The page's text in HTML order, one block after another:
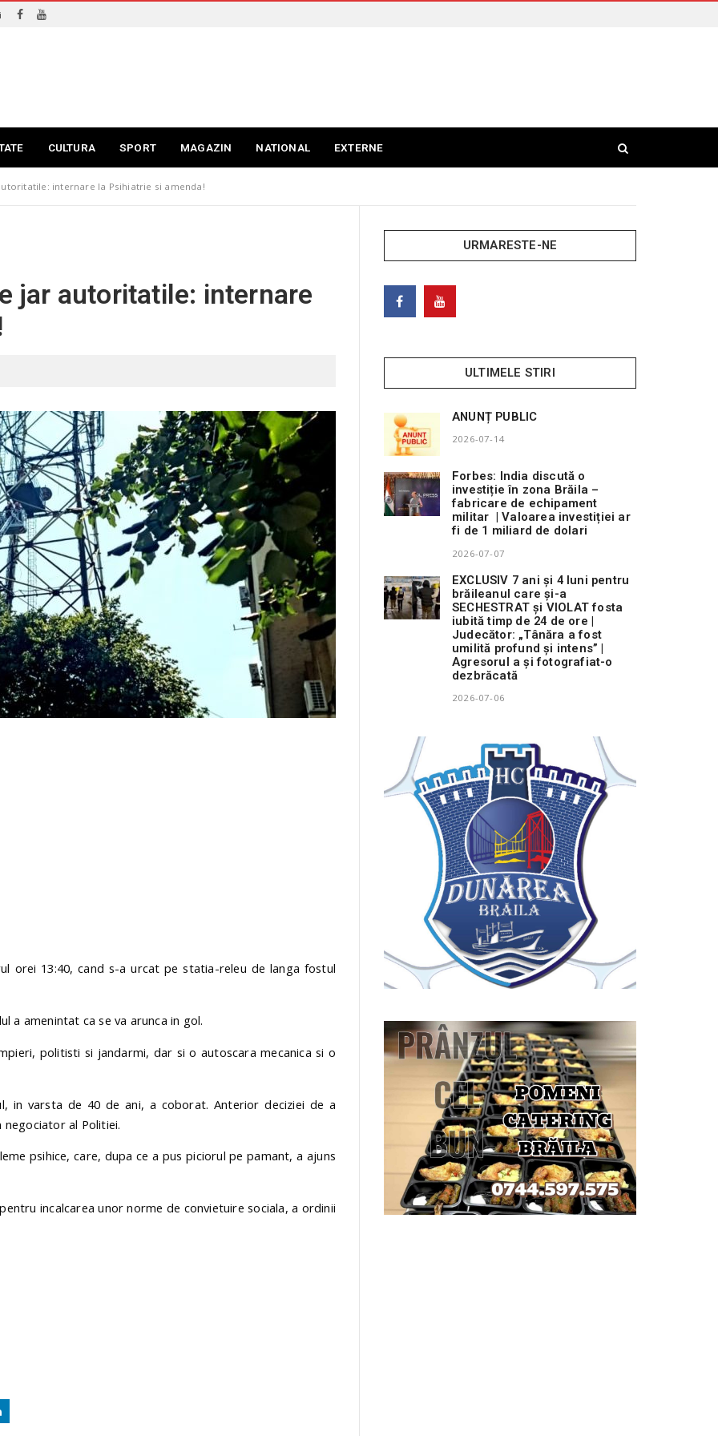
CULTURA SPORT MAGAZIN NATIONAL EXTERNE
internare la Psihiatrie si amenda!
jar autoritatile: internare
orei 13:40, cand s-a urcat pe statia-releu de langa fostul
a amenintat ca se va arunca in gol.
politisti si jandarmi, dar si o autoscara mecanica si o
in varsta de 40 de ani, a coborat. Anterior deciziei de a
al Politiei.
psihice, care, dupa ce a pus piciorul pe pamant, a ajuns
incalcarea unor norme de convietuire sociala, a ordinii
URMARESTE-NE
ULTIMELE STIRI
ANUNȚ PUBLIC
2026-07-14
Forbes: India discută o
investiție în zona Brăila –
fabricare de echipament
militar | Valoarea investiției ar
fi de 1 miliard de dolari
2026-07-07
EXCLUSIV 7 ani și 4 luni pentru
brăileanul care și-a
SECHESTRAT și VIOLAT fosta
iubită timp de 24 de ore |
Judecător: „Tânăra a fost
umilită profund și intens” |
Agresorul a și fotografiat-o
dezbrăcată
2026-07-06